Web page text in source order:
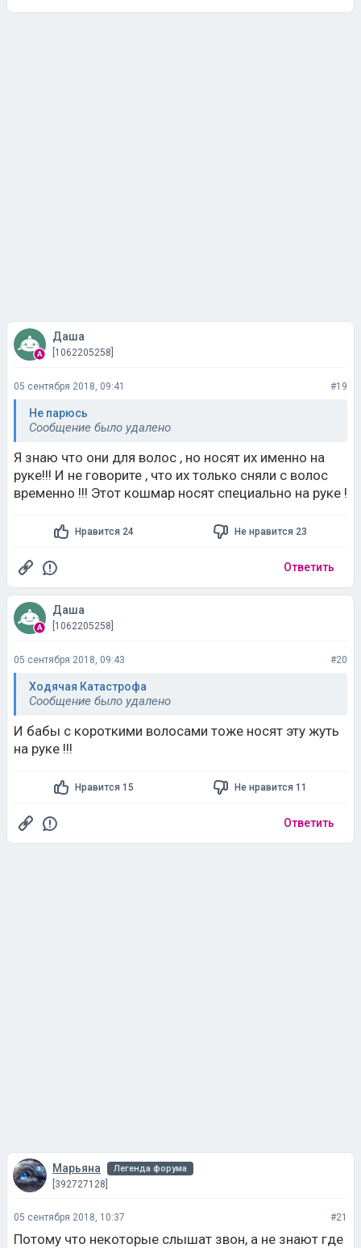
Даша
[1062205258]
05 сентября 2018, 09:41 #19
Не парюсь
Сообщение было удалено
Я знаю что они для волос , но носят их именно на
руке!!! И не говорите , что их только сняли с волос
временно !!! Этот кошмар носят специально на руке !
Нравится 24 Не нравится 23
Ответить
Даша
[1062205258]
05 сентября 2018, 09:43 #20
Ходячая Катастрофа
Сообщение было удалено
И бабы с короткими волосами тоже носят эту жуть
на руке !!!
Нравится 15 Не нравится 11
Ответить
Марьяна Легенда форума
[392727128]
05 сентября 2018, 10:37 #21
Потому что некоторые слышат звон, а не знают где